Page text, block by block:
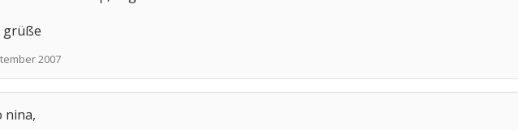
grüße
2007
nina,